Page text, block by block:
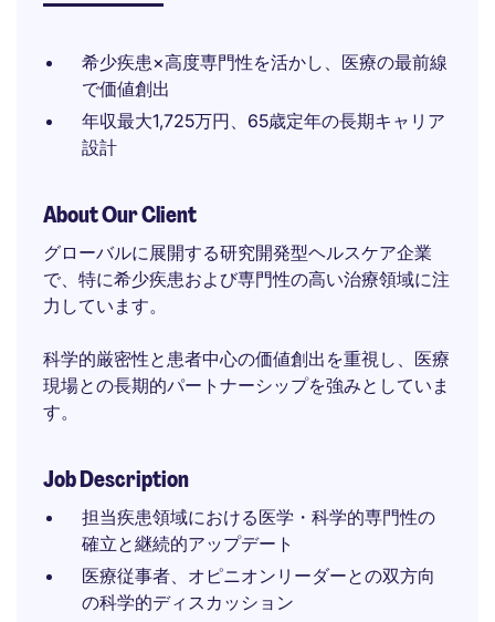
希少疾患×高度専門性を活かし、医療の最前線
で価値創出
年収最大1,725万円、65歳定年の長期キャリア
設計
About Our Client
グローバルに展開する研究開発型ヘルスケア企業
で、特に希少疾患および専門性の高い治療領域に注
力しています。
科学的厳密性と患者中心の価値創出を重視し、医療
現場との長期的パートナーシップを強みとしていま
す。
Job Description
担当疾患領域における医学・科学的専門性の
確立と継続的アップデート
医療従事者、オピニオンリーダーとの双方向
の科学的ディスカッション